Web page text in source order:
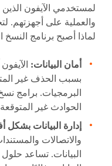
لمستخدمي الآيفون
والعملية على أجهزتهم.
لماذا أصبح برنامج النسخ
أمان البيانات:
بسبب الحذف غير
البرمجيات. برامج
الحوادث غير
إدارة البيانات بشكل
والاتصالات
البيانات. تساعد